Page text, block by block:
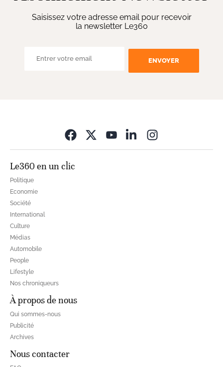
Saisissez votre adresse email pour recevoir
la newsletter Le360
ENVOYER
Le360 en un clic
Politique
Economie
Société
International
Culture
Médias
Automobile
People
Lifestyle
Nos chroniqueurs
À propos de nous
Qui sommes-nous
Publicité
Archives
Nous contacter